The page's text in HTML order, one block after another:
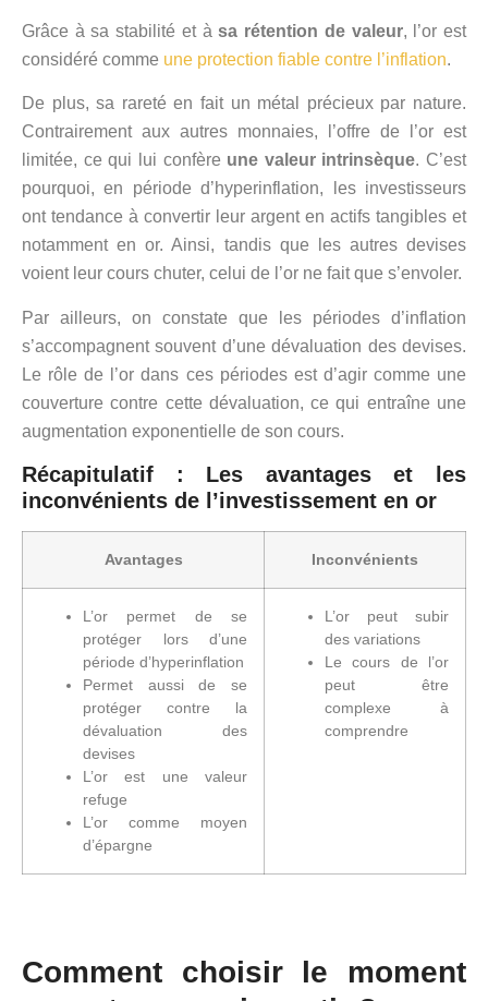
Grâce à sa stabilité et àsa rétention de valeur, l’or est
considéré comme une protection fiable contre l’inflation.
De plus, sa rareté en fait un métal précieux par nature.
Contrairement aux autres monnaies, l’offre de l’or est
limitée, ce qui lui confère une valeur intrinsèque. C’est
pourquoi, en période d’hyperinflation, les investisseurs
ont tendance à convertir leur argent en actifs tangibles et
notamment en or. Ainsi, tandis que les autres devises
voient leur cours chuter, celui de l’or ne fait que s’envoler.
Par ailleurs, on constate que les périodes d’inflation
s’accompagnent souvent d’une dévaluation des devises.
Le rôle de l’or dans ces périodes est d’agir comme une
couverture contre cette dévaluation, ce qui entraîne une
augmentation exponentielle de son cours.
Récapitulatif : Les avantages et les
inconvénients de l’investissement en or
Avantages Inconvénients
L’or permet de se
protéger lors d’une
période d’hyperinflation
Permet aussi de se
protéger contre la
dévaluation des
devises
L’or est une valeur
refuge
L’or comme moyen
d’épargne
L’or peut subir
des variations
Le cours de l’or
peut être
complexe à
comprendre
Comment choisir le moment